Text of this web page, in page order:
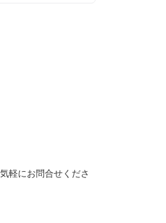
軽にお問合せくださ